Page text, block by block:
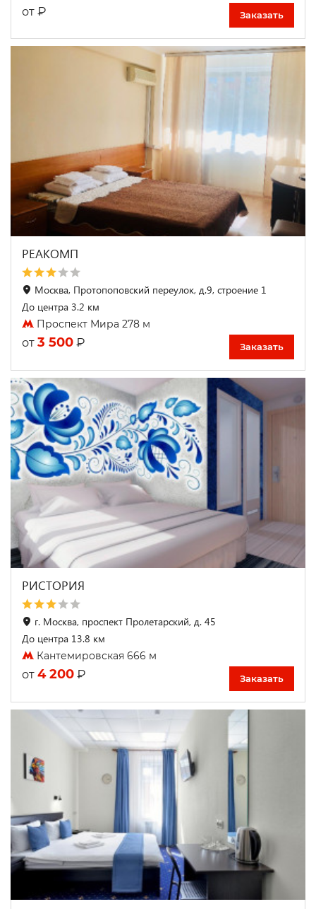
от ₽ Заказать
РЕАКОМП
Москва, Протопоповский переулок, д.9, строение 1
До центра 3.2 км
Проспект Мира 278 м
от 3 500 ₽ Заказать
РИСТОРИЯ
г. Москва, проспект Пролетарский, д. 45
До центра 13.8 км
Кантемировская 666 м
от 4 200 ₽ Заказать